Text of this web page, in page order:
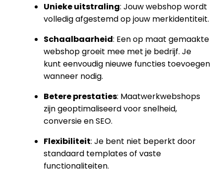
Unieke uitstraling: Jouw webshop wordt
volledig afgestemd op jouw merkidentiteit.
Schaalbaarheid: Een op maat gemaakte
webshop groeit mee met je bedrijf. Je
kunt eenvoudig nieuwe functies toevoegen
wanneer nodig.
Betere prestaties: Maatwerkwebshops
zijn geoptimaliseerd voor snelheid,
conversie en SEO.
Flexibiliteit: Je bent niet beperkt door
standaard templates of vaste
functionaliteiten.